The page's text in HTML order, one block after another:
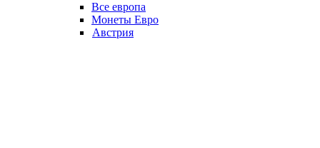
Все европа
Монеты Евро
Австрия